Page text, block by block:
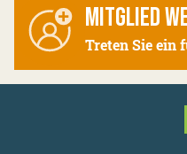
MITGLIED
Treten Sie ein